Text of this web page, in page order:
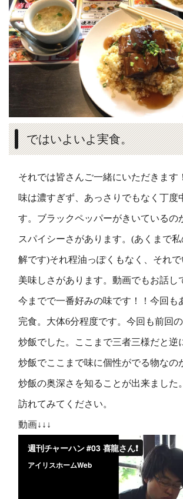
ではいよいよ実食。
それでは皆さんご一緒にいただきます
味は濃すぎず、あっさりでもなく丁度
す。ブラックペッパーがきいているの
スパイシーさがあります。(あくまで
解です)それ程油っぽくもなく、それで
美味しさがあります。動画でもお話し
今までで一番好みの味です！！今回も
完食。大体6分程度です。今回も前回
炒飯でした。ここまで三者三様だと逆
炒飯でここまで味に個性がでる物なの
炒飯の奥深さを知ることが出来ました
訪れてみてください。
動画↓↓↓